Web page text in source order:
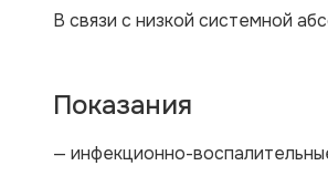
В связи с низкой системной
Показания
— инфекционно-